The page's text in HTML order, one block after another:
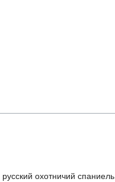
русский охотничий спаниель